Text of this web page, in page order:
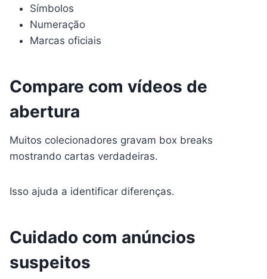
Símbolos
Numeração
Marcas oficiais
Compare com vídeos de
abertura
Muitos colecionadores gravam box breaks
mostrando cartas verdadeiras.
Isso ajuda a identificar diferenças.
Cuidado com anúncios
suspeitos